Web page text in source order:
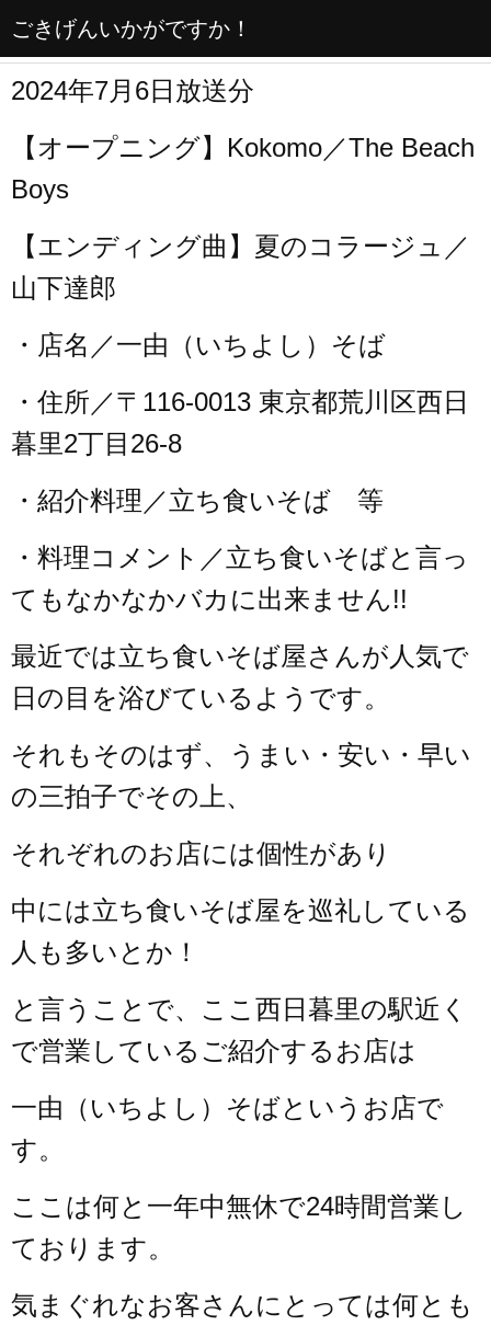
ごきげんいかがですか！
2024年7月6日放送分
【オープニング】Kokomo／The Beach
Boys
【エンディング曲】夏のコラージュ／
山下達郎
・店名／一由（いちよし）そば
・住所／〒116-0013 東京都荒川区西日
暮里2丁目26-8
・紹介料理／立ち食いそば 等
・料理コメント／立ち食いそばと言っ
てもなかなかバカに出来ません!!
最近では立ち食いそば屋さんが人気で
日の目を浴びているようです。
それもそのはず、うまい・安い・早い
の三拍子でその上、
それぞれのお店には個性があり
中には立ち食いそば屋を巡礼している
人も多いとか！
と言うことで、ここ西日暮里の駅近く
で営業しているご紹介するお店は
一由（いちよし）そばというお店で
す。
ここは何と一年中無休で24時間営業し
ております。
気まぐれなお客さんにとっては何とも